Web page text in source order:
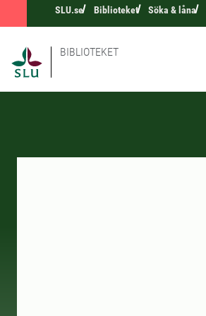
SLU.se Biblioteket Söka & låna
BIBLIOTEKET